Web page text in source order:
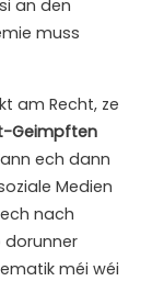
an den
muss
am Recht, ze
Geimpften
ech dann
Medien
nach
dorunner
méi wéi